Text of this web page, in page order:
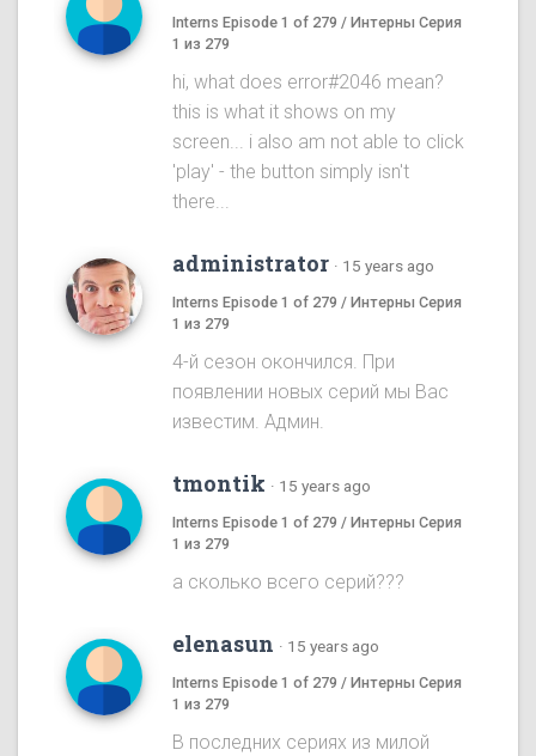
Interns Episode 1 of 279 / Интерны Серия
1 из 279
hi, what does error#2046 mean?
this is what it shows on my
screen... i also am not able to click
'play' - the button simply isn't
there...
administrator · 15 years ago
Interns Episode 1 of 279 / Интерны Серия
1 из 279
4-й сезон окончился. При
появлении новых серий мы Вас
известим. Админ.
tmontik · 15 years ago
Interns Episode 1 of 279 / Интерны Серия
1 из 279
а сколько всего серий???
elenasun · 15 years ago
Interns Episode 1 of 279 / Интерны Серия
1 из 279
В последних сериях из милой